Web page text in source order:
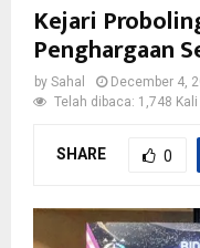
Kejari
Penghargaan
by Sahal
December 4,
Telah dibaca: 1,748 Kali
SHARE 0